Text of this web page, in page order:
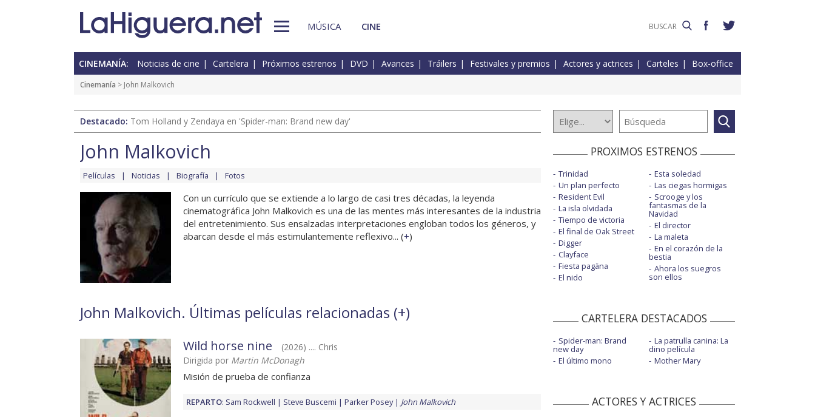
MÚSICA CINE
CINEMANÍA: Noticias de cine Cartelera Próximos estrenos DVD Avances Tráilers Festivales y premios Actores y actrices Carteles Box-office
Cinemanía > John Malkovich
Destacado: Tom Holland y Zendaya en 'Spider-man: Brand new day'
John Malkovich
Películas Noticias Biografía Fotos
Con un currículo que se extiende a lo largo de casi tres décadas, la leyenda
cinematográfica John Malkovich es una de las mentes más interesantes de la industria
del entretenimiento. Sus ensalzadas interpretaciones engloban todos los géneros, y
abarcan desde el más estimulantemente reflexivo... (+)
John Malkovich. Últimas películas relacionadas (+)
Wild horse nine
(2026) .... Chris
Dirigida por Martin McDonagh
Misión de prueba de confianza
REPARTO: Sam Rockwell Steve Buscemi Parker Posey John Malkovich
PROXIMOS ESTRENOS
Trinidad
Un plan perfecto
Resident Evil
La isla olvidada
Tiempo de victoria
El final de Oak Street
Digger
Clayface
Fiesta pagäna
El nido
Esta soledad
Las ciegas hormigas
Scrooge y los
fantasmas de la
Navidad
El director
La maleta
En el corazón de la
bestia
Ahora los suegros
son ellos
CARTELERA DESTACADOS
Spider-man: Brand
new day
El último mono
La patrulla canina: La
dino película
Mother Mary
ACTORES Y ACTRICES